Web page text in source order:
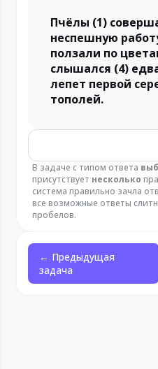
Пчёлы (1)
неспешную
ползали по
слышался (4)
лепет первой
тополей.
В задаче с типом ответа
присутствует несколько
система правильно зачла
все возможные ответы
пробелов.
← Предыдущая
задача